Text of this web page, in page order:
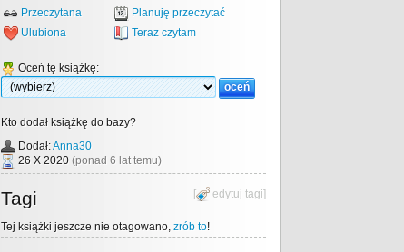
Przeczytana
Planuję przeczytać
Ulubiona
Teraz czytam
Oceń tę książkę:
Kto dodał książkę do bazy?
Dodał:Anna30
26 X 2020 (ponad 6 lat temu)
[ edytuj tagi]
Tagi
Tej książki jeszcze nie otagowano, zrób to!